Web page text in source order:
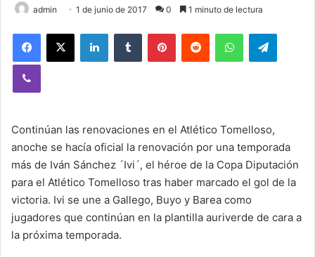
admin 1 de junio de 2017 0 1 minuto de lectura
Continúan las renovaciones en el Atlético Tomelloso,
anoche se hacía oficial la renovación por una temporada
más de Iván Sánchez ´Ivi´, el héroe de la Copa Diputación
para el Atlético Tomelloso tras haber marcado el gol de la
victoria. Ivi se une a Gallego, Buyo y Barea como
jugadores que continúan en la plantilla auriverde de cara a
la próxima temporada.